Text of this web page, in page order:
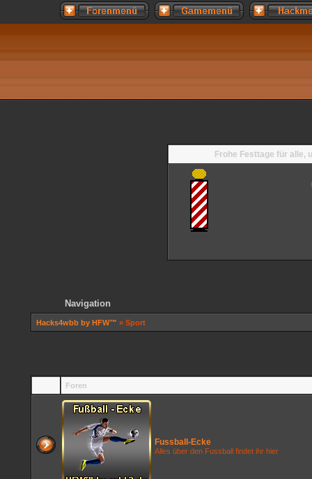
Frohe Festtage für alle,
Navigation
Hacks4wbb by HFW™ » Sport
Foren
Fussball-Ecke
Alles über den Fussball findet ihr hier